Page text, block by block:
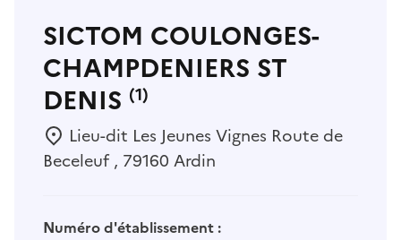
SICTOM COULONGES-
CHAMPDENIERS ST
DENIS (1)
Lieu-dit Les Jeunes Vignes Route de
Beceleuf , 79160 Ardin
Numéro d'établissement :